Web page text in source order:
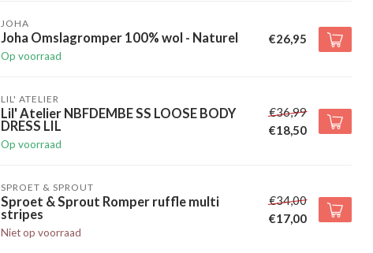
JOHA
Joha Omslagromper 100% wol - Naturel
Op voorraad
€26,95
LIL' ATELIER
Lil' Atelier NBFDEMBE SS LOOSE BODY
DRESS LIL
Op voorraad
€36,99
€18,50
SPROET & SPROUT
Sproet & Sprout Romper ruffle multi
stripes
Niet op voorraad
€34,00
€17,00